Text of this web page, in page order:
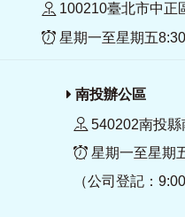
100210臺北市中正
星期一至星期五
南投辦公區
540202南投
星期一至星期
（公司登記：